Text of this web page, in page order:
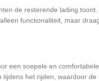
de resterende lading
functionaliteit, maar
een soepele en
het rijden, waardoor